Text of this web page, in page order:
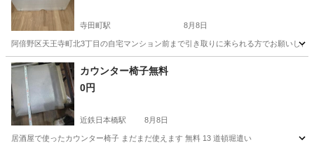
寺田町駅 8月8日
阿倍野区天王寺町北3丁目の自宅マンション前まで引き取りに来られる方でお願いしま
大阪 大阪市 寺田町駅 収納家具
カウンター椅子無料
0円
近鉄日本橋駅 8月8日
居酒屋で使ったカウンター椅子 まだまだ使えます 無料 13 道頓堀遣い